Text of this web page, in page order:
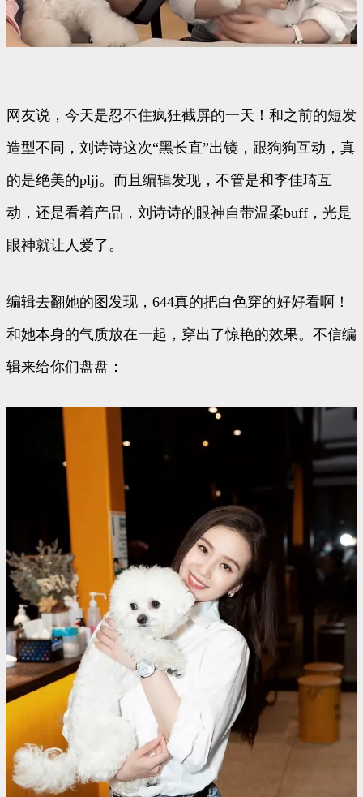
网友说，今天是忍不住疯狂截屏的一天！和之前的短发
造型不同，刘诗诗这次“黑长直”出镜，跟狗狗互动，真
的是绝美的pljj。而且编辑发现，不管是和李佳琦互
动，还是看着产品，刘诗诗的眼神自带温柔buff，光是
眼神就让人爱了。
编辑去翻她的图发现，644真的把白色穿的好好看啊！
和她本身的气质放在一起，穿出了惊艳的效果。不信编
辑来给你们盘盘：